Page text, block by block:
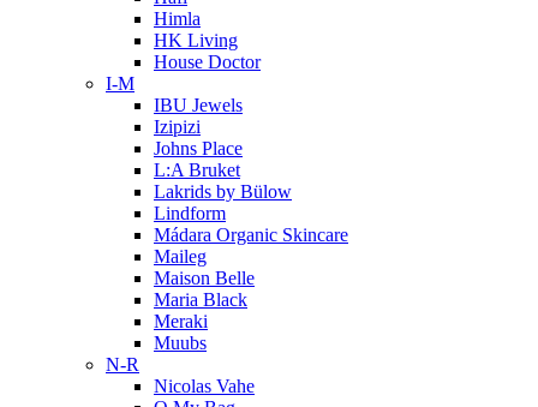
Himla
HK Living
House Doctor
I-M
IBU Jewels
Izipizi
Johns Place
L:A Bruket
Lakrids by Bülow
Lindform
Mádara Organic Skincare
Maileg
Maison Belle
Maria Black
Meraki
Muubs
N-R
Nicolas Vahe